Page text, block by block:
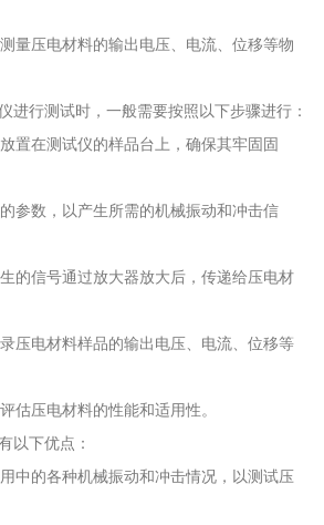
压电材料的输出电压、电流、位移等物
行测试时，一般需要按照以下步骤进行：
在测试仪的样品台上，确保其牢固固
数，以产生所需的机械振动和冲击信
信号通过放大器放大后，传递给压电材
电材料样品的输出电压、电流、位移等
压电材料的性能和适用性。
下优点：
的各种机械振动和冲击情况，以测试压